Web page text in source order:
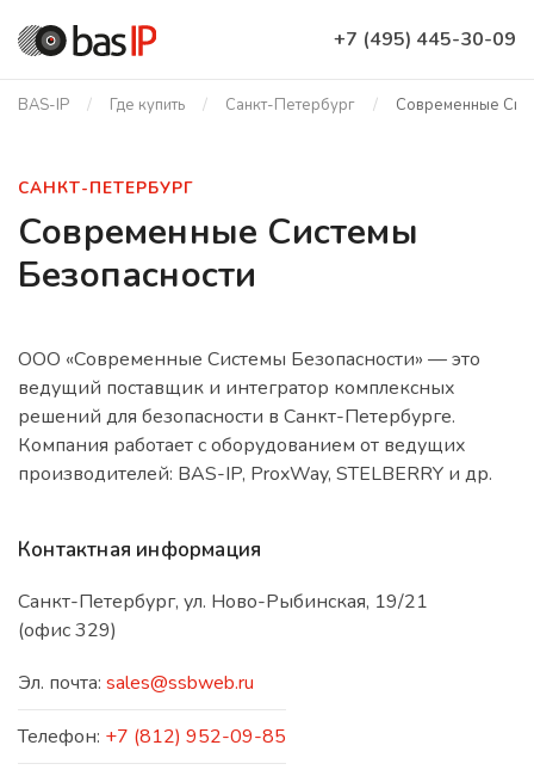
+7 (495) 445-30-09
BAS-IP Где купить Санкт-Петербург Современные
САНКТ-ПЕТЕРБУРГ
Современные Системы
Безопасности
ООО «Современные Системы Безопасности» — это
ведущий поставщик и интегратор комплексных
решений для безопасности в Санкт-Петербурге.
Компания работает с оборудованием от ведущих
производителей: BAS-IP, ProxWay, STELBERRY и др.
Контактная информация
Санкт-Петербург, ул. Ново-Рыбинская, 19/21
(офис 329)
Эл. почта: sales@ssbweb.ru
Телефон: +7 (812) 952-09-85